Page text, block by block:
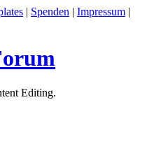
| Spenden | Impressum |
Editing.